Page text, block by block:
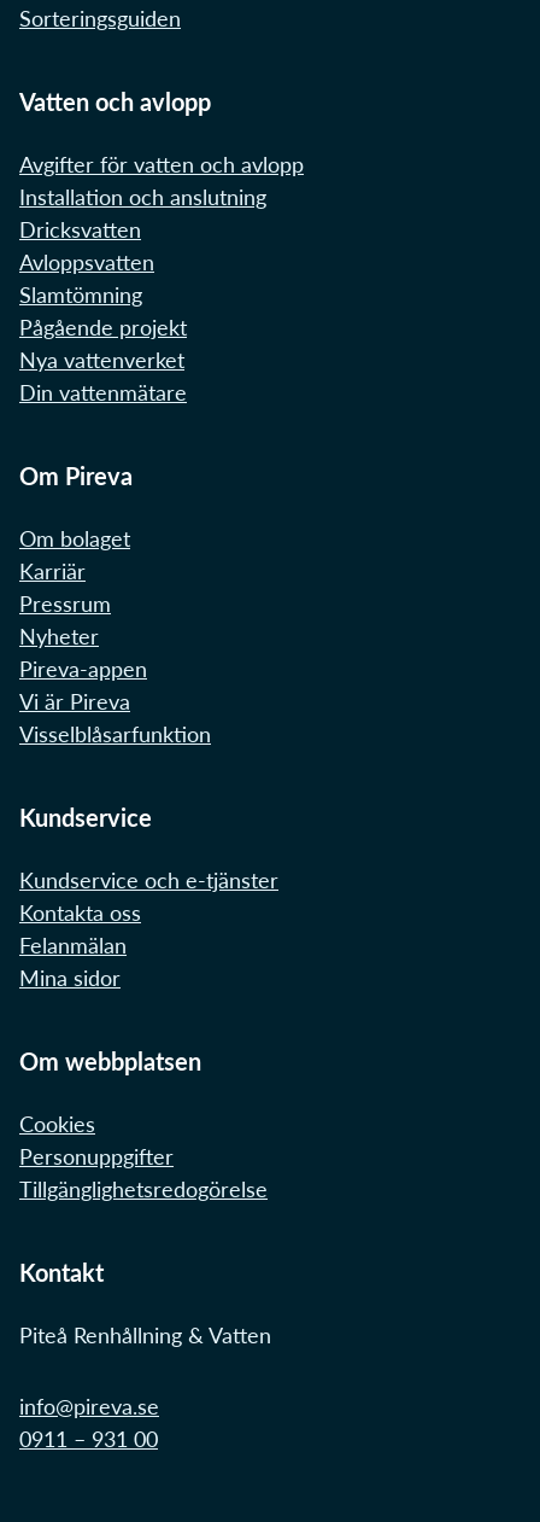
Sorteringsguiden
Vatten och avlopp
Avgifter för vatten och avlopp
Installation och anslutning
Dricksvatten
Avloppsvatten
Slamtömning
Pågående projekt
Nya vattenverket
Din vattenmätare
Om Pireva
Om bolaget
Karriär
Pressrum
Nyheter
Pireva-appen
Vi är Pireva
Visselblåsarfunktion
Kundservice
Kundservice och e-tjänster
Kontakta oss
Felanmälan
Mina sidor
Om webbplatsen
Cookies
Personuppgifter
Tillgänglighetsredogörelse
Kontakt
Piteå Renhållning & Vatten
info@pireva.se
0911 – 931 00